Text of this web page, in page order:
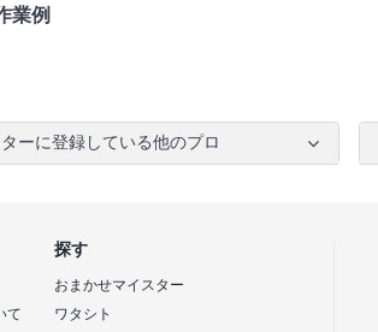
業例
ーに登録している他のプロ
探す
おまかせマイスター
ワタシト
て